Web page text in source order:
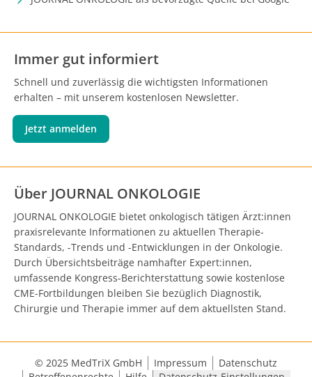
Immer gut informiert
Schnell und zuverlässig die wichtigsten Informationen
erhalten – mit unserem kostenlosen Newsletter.
Jetzt anmelden
Über JOURNAL ONKOLOGIE
JOURNAL ONKOLOGIE bietet onkologisch tätigen Ärzt:innen
praxisrelevante Informationen zu aktuellen Therapie-
Standards, -Trends und -Entwicklungen in der Onkologie.
Durch Übersichtsbeiträge namhafter Expert:innen,
umfassende Kongress-Berichterstattung sowie kostenlose
CME-Fortbildungen bleiben Sie bezüglich Diagnostik,
Chirurgie und Therapie immer auf dem aktuellsten Stand.
© 2025 MedTriX GmbH Impressum
Datenschutz